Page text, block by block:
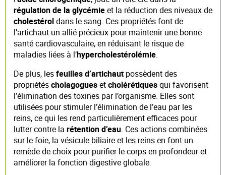
régulation de la glycémieet la réduction des niveaux de
cholestéroldans le sang. Ces propriétés font de
l’artichaut un allié précieux pour maintenir une bonne
santé cardiovasculaire, en réduisant le risque de
maladies liées à l’hypercholestérolémie.
De plus, lesfeuilles d’artichautpossèdent des
propriétéscholagoguesetcholérétiquesqui favorisent
l’élimination des toxines par l’organisme. Elles sont
utilisées pour stimuler l’élimination de l’eau par les
reins, ce qui les rend particulièrement efficaces pour
lutter contre la rétention d’eau. Ces actions combinées
sur le foie, la vésicule biliaire et les reins en font un
remède de choix pour purifier le corps en profondeur et
améliorer la fonction digestive globale.